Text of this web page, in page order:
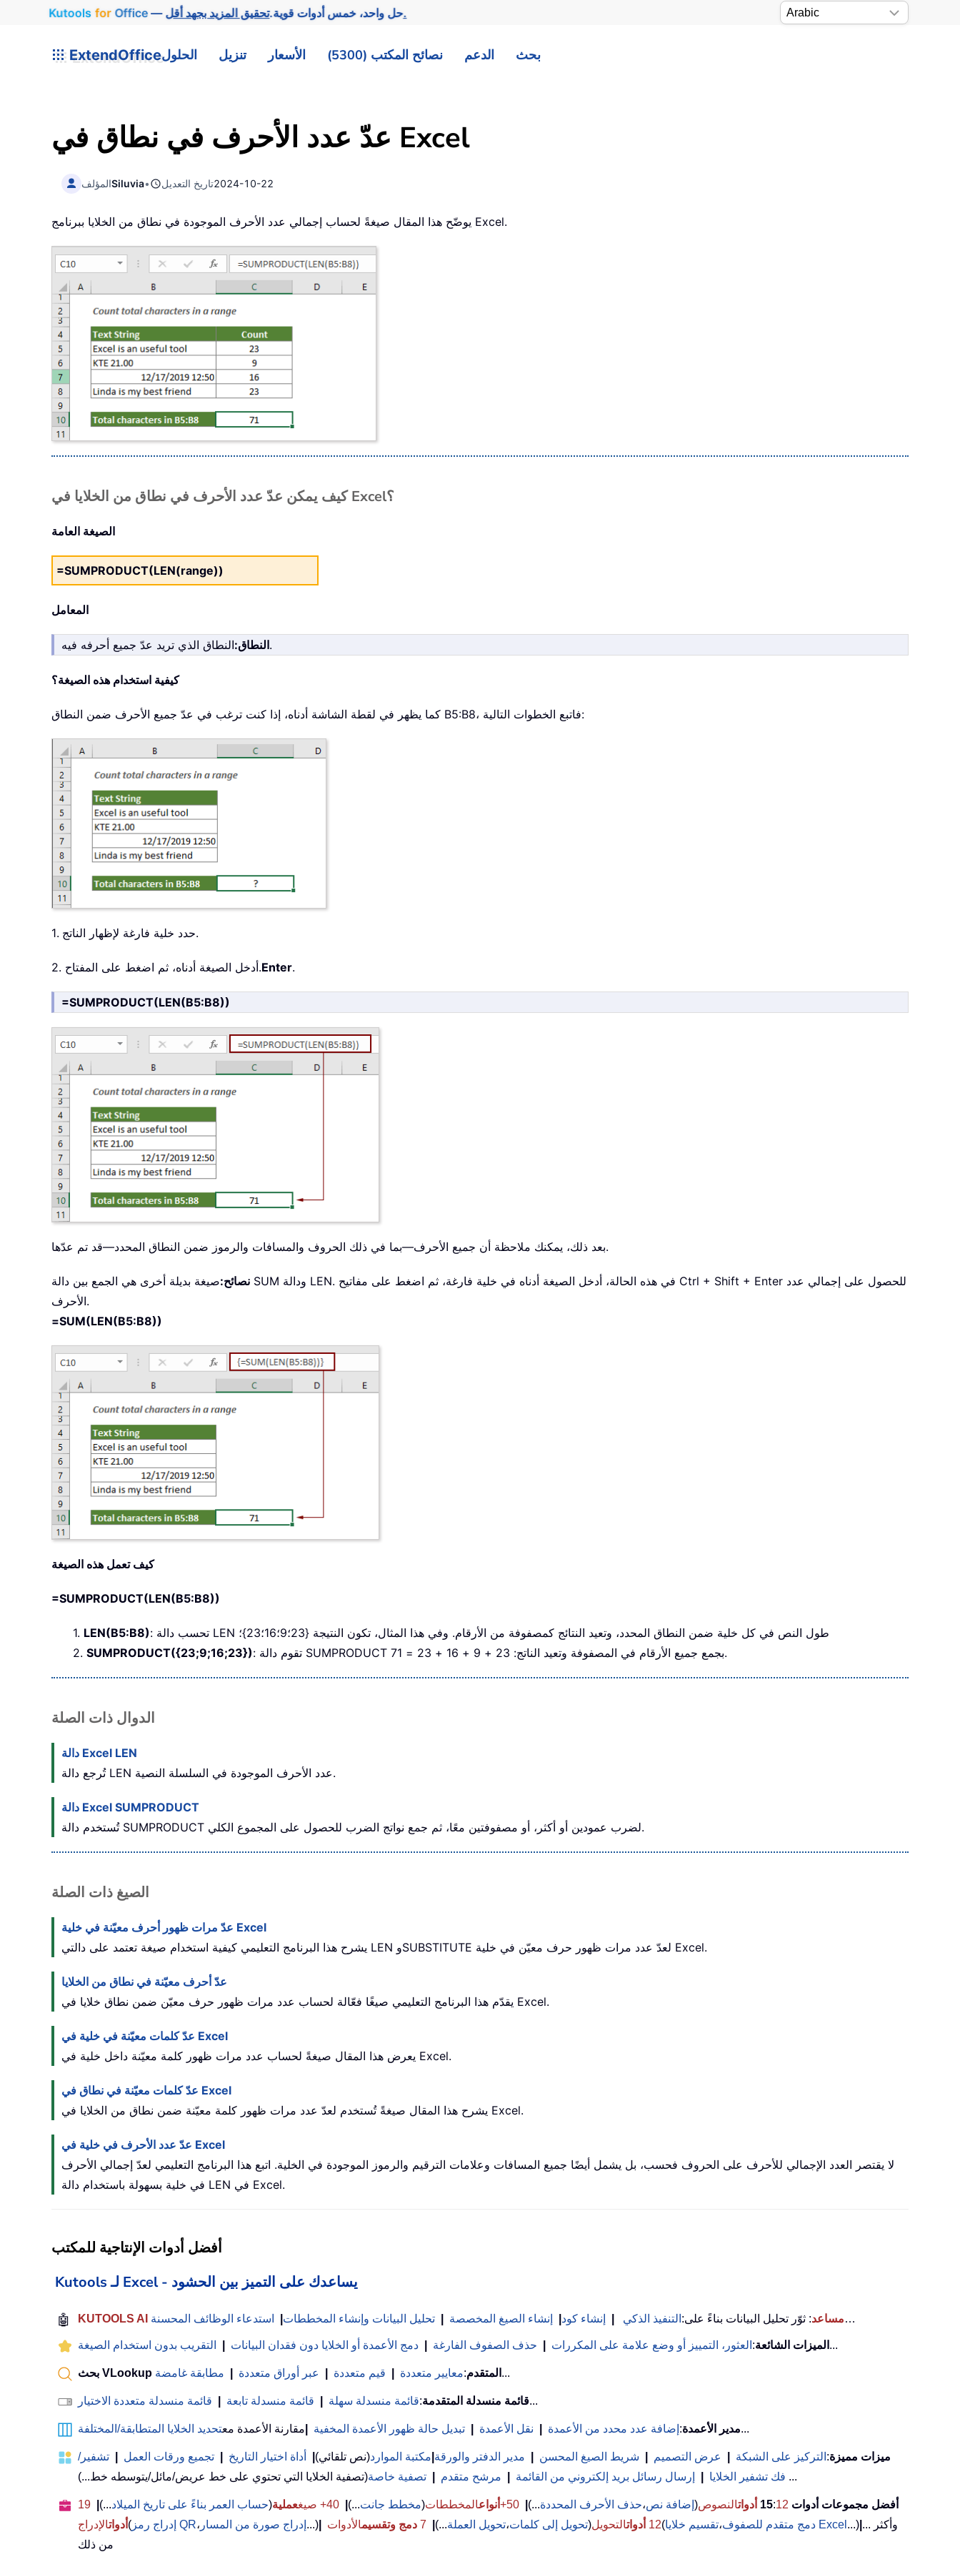
Kutools for Office — حل واحد، خمس أدوات قوية.تحقيق المزيد بجهد أقل.
ExtendOfficeالحلول تنزيل الأسعار نصائح المكتب (5300) الدعم بحث
عدّ عدد الأحرف في نطاق في Excel
المؤلفSiluvia• تاريخ التعديل2024-10-22
يوضّح هذا المقال صيغةً لحساب إجمالي عدد الأحرف الموجودة في نطاق من الخلايا ببرنامج Excel.
كيف يمكن عدّ عدد الأحرف في نطاق من الخلايا في Excel؟
الصيغة العامة
=SUMPRODUCT(LEN(range))
المعامل
النطاق:النطاق الذي تريد عدّ جميع أحرفه فيه.
كيفية استخدام هذه الصيغة؟
كما يظهر في لقطة الشاشة أدناه، إذا كنت ترغب في عدّ جميع الأحرف ضمن النطاق B5:B8، فاتبع الخطوات التالية:
1. حدد خلية فارغة لإظهار الناتج.
2. أدخل الصيغة أدناه، ثم اضغط على المفتاح.Enter.
=SUMPRODUCT(LEN(B5:B8))
بعد ذلك، يمكنك ملاحظة أن جميع الأحرف—بما في ذلك الحروف والمسافات والرموز ضمن النطاق المحدد—قد تم عدّها.
نصائح:صيغة بديلة أخرى هي الجمع بين دالة SUM ودالة LEN. في هذه الحالة، أدخل الصيغة أدناه في خلية فارغة، ثم اضغط على مفاتيح Ctrl + Shift + Enter للحصول على إجمالي عدد
الأحرف.
=SUM(LEN(B5:B8))
كيف تعمل هذه الصيغة
=SUMPRODUCT(LEN(B5:B8))
1. LEN(B5:B8)
: تحسب دالة LEN طول النص في كل خلية ضمن النطاق المحدد، وتعيد النتائج كمصفوفة من الأرقام. وفي هذا المثال، تكون النتيجة {23؛9؛16؛23}؛
2. SUMPRODUCT({23;9;16;23}) : تقوم دالة SUMPRODUCT بجمع جميع الأرقام في المصفوفة وتعيد الناتج: 23 + 9 + 16 + 23 = 71.
الدوال ذات الصلة
دالة Excel LEN
تُرجع دالة LEN عدد الأحرف الموجودة في السلسلة النصية.
دالة Excel SUMPRODUCT
تُستخدم دالة SUMPRODUCT لضرب عمودين أو أكثر، أو مصفوفتين معًا، ثم جمع نواتج الضرب للحصول على المجموع الكلي.
الصيغ ذات الصلة
عدّ مرات ظهور أحرف معيّنة في خلية Excel
يشرح هذا البرنامج التعليمي كيفية استخدام صيغة تعتمد على دالتي LEN وSUBSTITUTE لعدّ عدد مرات ظهور حرف معيّن في خلية Excel.
عدّ أحرف معيّنة في نطاق من الخلايا
يقدّم هذا البرنامج التعليمي صيغًا فعّالة لحساب عدد مرات ظهور حرف معيّن ضمن نطاق خلايا في Excel.
عدّ كلمات معيّنة في خلية في Excel
يعرض هذا المقال صيغةً لحساب عدد مرات ظهور كلمة معيّنة داخل خلية في Excel.
عدّ كلمات معيّنة في نطاق في Excel
يشرح هذا المقال صيغةً تُستخدم لعدّ عدد مرات ظهور كلمة معيّنة ضمن نطاق من الخلايا في Excel.
عدّ عدد الأحرف في خلية في Excel
لا يقتصر العدد الإجمالي للأحرف على الحروف فحسب، بل يشمل أيضًا جميع المسافات وعلامات الترقيم والرموز الموجودة في الخلية. اتبع هذا البرنامج التعليمي لعدّ إجمالي الأحرف
في خلية بسهولة باستخدام دالة LEN في Excel.
أفضل أدوات الإنتاجية للمكتب
Kutools لـ Excel - يساعدك على التميز بين الحشود
🤖 KUTOOLS AI مساعد: ثوّر تحليل البيانات بناءً على: التنفيذ الذكي إنشاء كود إنشاء الصيغ المخصصة تحليل البيانات وإنشاء المخططات استدعاء الوظائف المحسنة …
الميزات الشائعة: العثور، التمييز أو وضع علامة على المكررات حذف الصفوف الفارغة دمج الأعمدة أو الخلايا دون فقدان البيانات التقريب بدون استخدام الصيغة ...
بحث VLookup المتقدم:معايير متعددة قيم متعددة عبر أوراق متعددة مطابقة غامضة ...
قائمة منسدلة المتقدمة:قائمة منسدلة سهلة قائمة منسدلة تابعة قائمة منسدلة متعددة الاختيار ...
مدير الأعمدة: إضافة عدد محدد من الأعمدة نقل الأعمدة تبديل حالة ظهور الأعمدة المخفية مقارنة الأعمدة معتحديد الخلايا المتطابقة/المختلفة ...
ميزات مميزة: التركيز على الشبكة عرض التصميم شريط الصيغ المحسن مدير الدفتر والورقة مكتبة الموارد(نص تلقائي) أداة اختيار التاريخ تجميع ورقات العمل
تشفير/
فك تشفير الخلايا
إرسال رسائل بريد إلكتروني من القائمة مرشح متقدم تصفية خاصة (تصفية الخلايا التي تحتوي على خط عريض/مائل/يتوسطه خط...) ...
أفضل مجموعات أدوات 15 :12 أدواتالنصوص( إضافة نص،حذف الأحرف المحددة...)
50+ أنواعالمخططات(مخطط جانت...) 40+ صيغ عملية(حساب العمر بناءً على تاريخ الميلاد...)
19
أدواتالإدراج ( إدراج رمز QR، إدراج صورة من المسار ...) 12 أدواتالتحويل(تحويل إلى كلمات،تحويل العملة...)
7 دمج وتقسيمالأدوات ( دمج متقدم للصفوف، تقسيم خلايا Excel ...) ... وأكثر
من ذلك